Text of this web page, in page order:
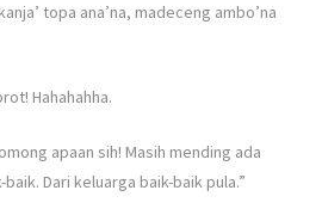
topa ana’na, madeceng ambo’na
Hahahahha.
apaan sih! Masih mending ada
Dari keluarga baik-baik pula.”